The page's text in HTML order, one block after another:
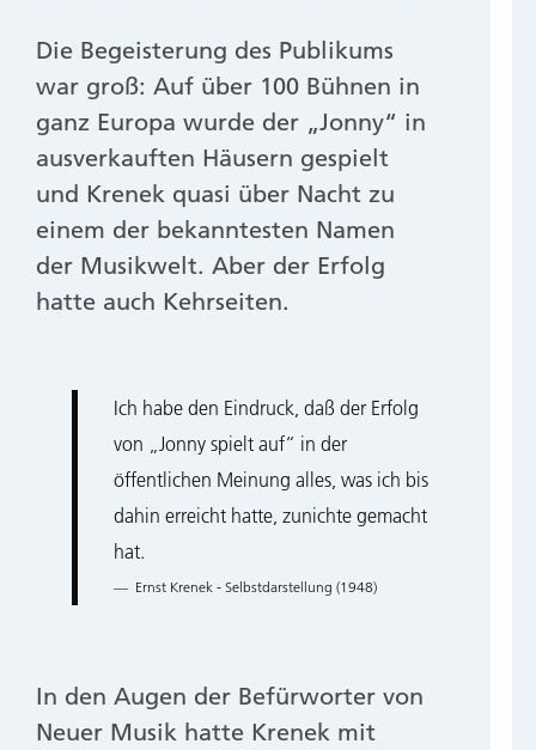
Die Begeisterung des Publikums
war groß: Auf über 100 Bühnen in
ganz Europa wurde der „Jonny“ in
ausverkauften Häusern gespielt
und Krenek quasi über Nacht zu
einem der bekanntesten Namen
der Musikwelt. Aber der Erfolg
hatte auch Kehrseiten.
Ich habe den Eindruck, daß der Erfolg
von „Jonny spielt auf“ in der
öffentlichen Meinung alles, was ich bis
dahin erreicht hatte, zunichte gemacht
hat.
Ernst Krenek - Selbstdarstellung (1948)
In den Augen der Befürworter von
Neuer Musik hatte Krenek mit